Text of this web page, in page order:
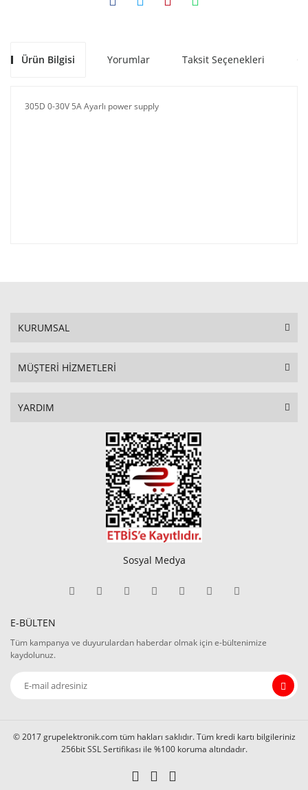
Ürün Bilgisi Yorumlar Taksit Seçenekleri
305D 0-30V 5A Ayarlı power supply
KURUMSAL
MÜŞTERİ HİZMETLERİ
YARDIM
Sosyal Medya
E-BÜLTEN
Tüm kampanya ve duyurulardan haberdar olmak için e-bültenimize
kaydolunuz.
© 2017 grupelektronik.com tüm hakları saklıdır. Tüm kredi kartı bilgileriniz
256bit SSL Sertifikası ile %100 koruma altındadır.